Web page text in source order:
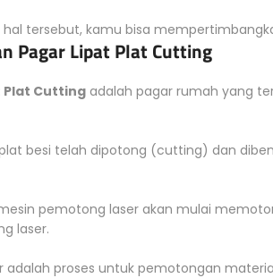
hal tersebut, kamu bisa
Pagar Lipat Plat Cutting
Plat Cutting adalah pagar rumah yang
besi telah dipotong (cutting) dan
pemotong laser akan mulai
laser.
adalah proses untuk pemotongan